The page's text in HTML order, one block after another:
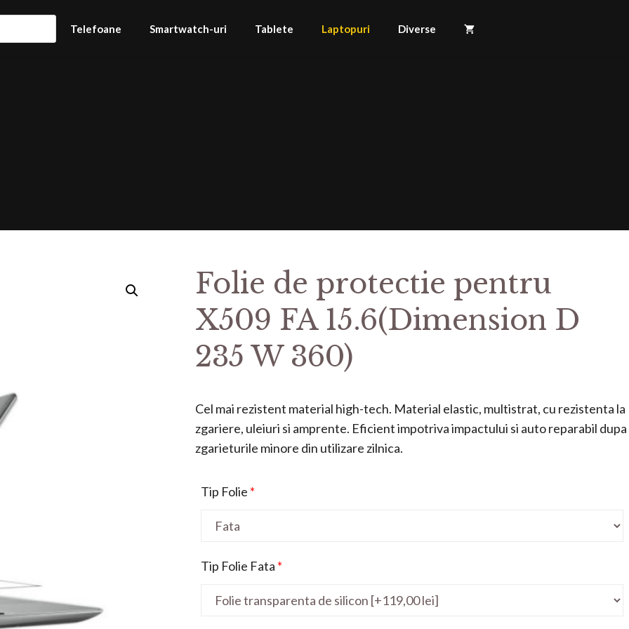
Telefoane Smartwatch-uri Tablete Laptopuri Diverse
Folie de protectie pentru
X509 FA 15.6(Dimension D
235 W 360)
Cel mai rezistent material high-tech. Material elastic, multistrat, cu rezistenta la
zgariere, uleiuri si amprente. Eficient impotriva impactului si auto reparabil dupa
zgarieturile minore din utilizare zilnica.
Tip Folie *
Tip Folie Fata *